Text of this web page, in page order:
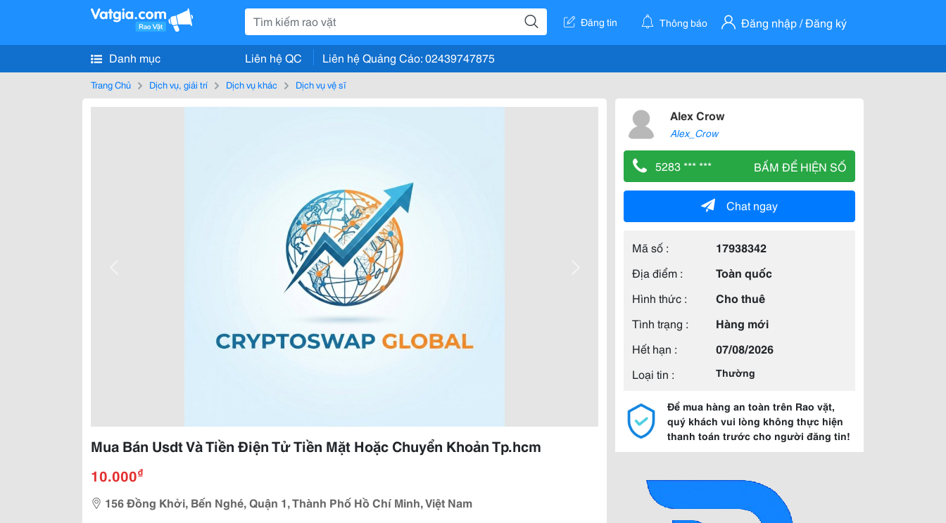
Đăng tin Thông báo Đăng nhập / Đăng ký
Danh mục Liên hệ QC Liên hệ Quảng Cáo: 02439747875
Trang Chủ Dịch vụ, giải trí Dịch vụ khác Dịch vụ vệ sĩ
Mua Bán Usdt Và Tiền Điện Tử Tiền Mặt Hoặc Chuyển Khoản Tp.hcm
10.000₫
156 Đồng Khởi, Bến Nghé, Quận 1, Thành Phố Hồ Chí Minh, Việt Nam
Alex Crow
Alex_Crow
5283 *** *** BẤM ĐỂ HIỆN SỐ
Chat ngay
Mã số :
17938342
Địa điểm :
Toàn quốc
Hình thức :
Cho thuê
Tình trạng :
Hàng mới
Hết hạn :
07/08/2026
Loại tin :
Thường
Để mua hàng an toàn trên Rao vặt,
quý khách vui lòng không thực hiện
thanh toán trước cho người đăng tin!